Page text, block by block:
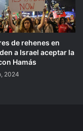
de rehenes en
a Israel aceptar la
Hamás
2024